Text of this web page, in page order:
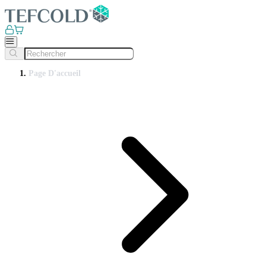
Page D'accueil